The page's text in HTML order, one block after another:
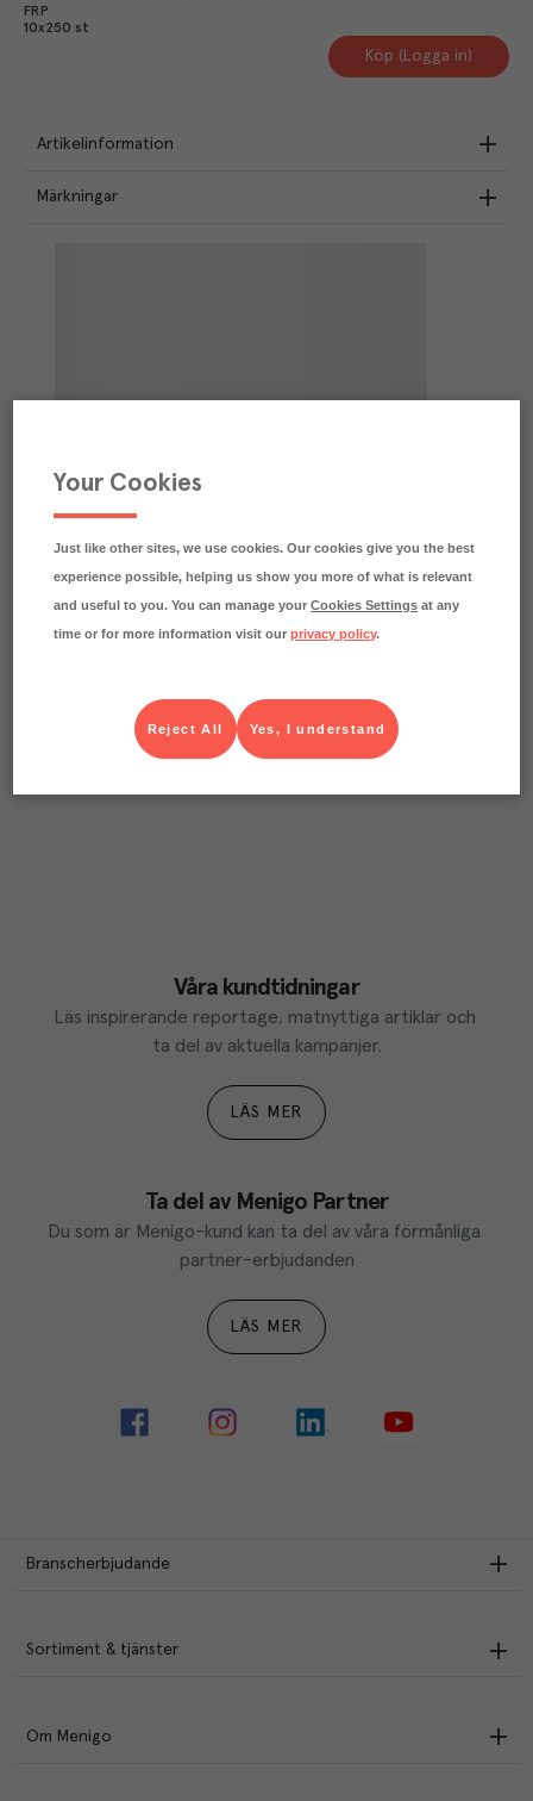
FRP
10x250 st
Köp (Logga in)
Artikelinformation
Märkningar
Våra kundtidningar
Läs inspirerande reportage, matnyttiga artiklar och
ta del av aktuella kampanjer.
LÄS MER
Ta del av Menigo Partner
Du som är Menigo-kund kan ta del av våra förmånliga
partner-erbjudanden
LÄS MER
Branscherbjudande
Sortiment & tjänster
Om Menigo
Your Cookies
Just like other sites, we use cookies. Our cookies give you the best
experience possible, helping us show you more of what is relevant
and useful to you. You can manage yourCookies Settings at any
time or for more information visit ourprivacy policy.
Yes, I understand
Reject All